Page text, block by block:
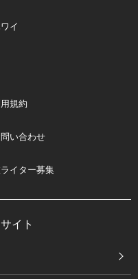
イ
規約
い合わせ
ライター募集
イト